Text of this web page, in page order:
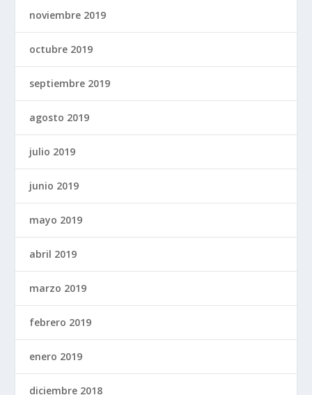
noviembre 2019
octubre 2019
septiembre 2019
agosto 2019
julio 2019
junio 2019
mayo 2019
abril 2019
marzo 2019
febrero 2019
enero 2019
diciembre 2018